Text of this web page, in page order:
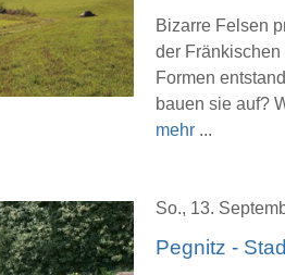
Bizarre Felsen
der
Formen
bauen sie auf?
mehr ...
So., 13.
Pegnitz -